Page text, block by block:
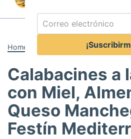
content
Home
Calabacines a
con Miel,
Queso
Festín